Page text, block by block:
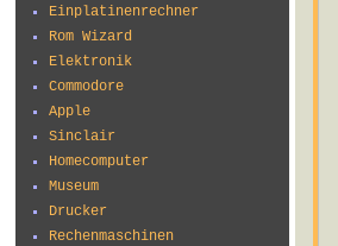
Einplatinenrechner
Rom Wizard
Elektronik
Commodore
Apple
Sinclair
Homecomputer
Museum
Drucker
Rechenmaschinen